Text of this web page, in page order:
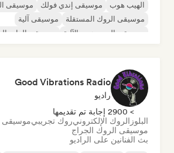
الهيب هوب موسيقى إندي فولك
موسيقى
موسيقى الروك المستقلة
موسيقى آلية
موسيقى الهيب هوب الآلية
موسيقى الراب
Good Vibrations Radio
راديو
> 2900 إجابة تم تقديمها
البلوز الروك الإلكترونيروك تجريبيموسيقى
موسيقى الروك الجراج
بث الفنانين على الراديو